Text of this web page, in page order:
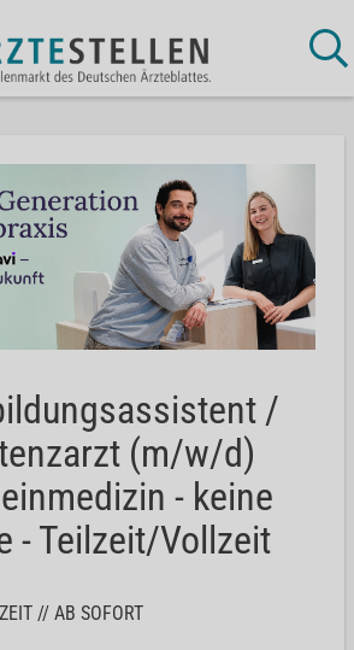
/
(m/w/d)
- keine
- Teilzeit/Vollzeit
// AB SOFORT